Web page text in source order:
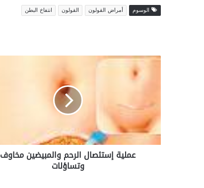
الوسوم أمراض القولون القولون انتفاخ البطن
ع
س
ت
ئ
عملية إستئصال الرحم والمبيضين مخاوف
وتساؤلات